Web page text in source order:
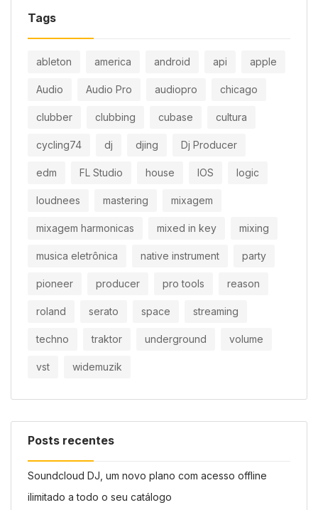
Tags
ableton america android api apple
Audio Audio Pro audiopro chicago
clubber clubbing cubase cultura
cycling74 dj djing Dj Producer
edm FL Studio house IOS logic
loudnees mastering mixagem
mixagem harmonicas mixed in key mixing
musica eletrônica native instrument party
pioneer producer pro tools reason
roland serato space streaming
techno traktor underground volume
vst widemuzik
Posts recentes
Soundcloud DJ, um novo plano com acesso offline
ilimitado a todo o seu catálogo